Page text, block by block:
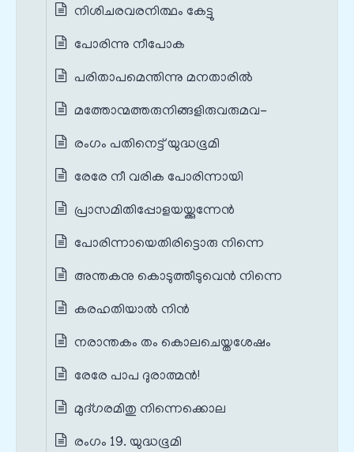
നിശിചരവരനിത്ഥം കേട്ടു
പോരിന്നു നീപോക
പരിതാപമെന്തിന്നു മനതാരിൽ
മത്തോന്മത്തരുനിങ്ങളിരുവരുമവ-
രംഗം പതിനെട്ട് യുദ്ധഭൂമി
രേരേ നീ വരിക പോരിന്നായി
പ്രാസമിതിപ്പോളയയ്ക്കുന്നേൻ
പോരിന്നായെതിരിട്ടൊരു നിന്നെ
അന്തകനു കൊടുത്തീടുവെൻ നിന്നെ
കരഹതിയാൽ നിൻ
നരാന്തകം തം കൊലചെയ്തശേഷം
രേരേ പാപ ദുരാത്മൻ!
മുദ്ഗരമിതു നിന്നെക്കൊല
രംഗം 19. യുദ്ധഭൂമി